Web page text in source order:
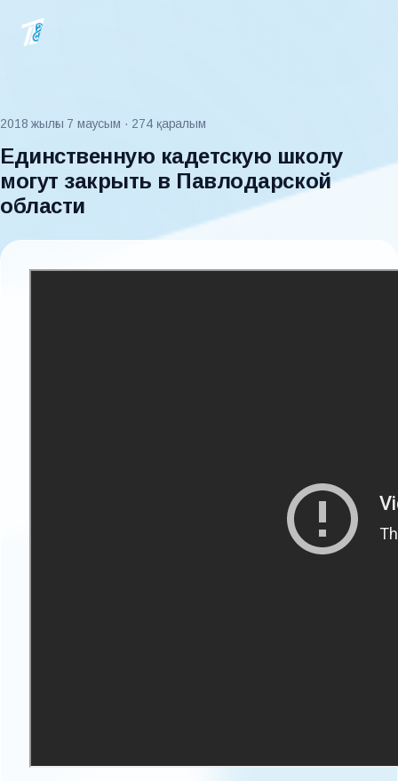
2018 жылғы 7 маусым · 274 қаралым
Единственную кадетскую школу
могут закрыть в Павлодарской
области